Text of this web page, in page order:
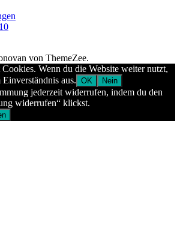
von ThemeZee.
Wenn du die Website weiter nutzt,
aus. OK Nein
jederzeit widerrufen, indem du den
widerrufen“ klickst.